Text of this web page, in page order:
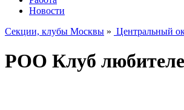
Новости
Секции, клубы Москвы » Центральный
РОО Клуб